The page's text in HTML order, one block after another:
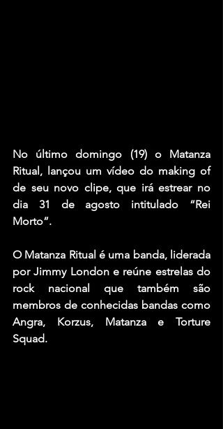
No último domingo (19) o Matanza
Ritual, lançou um vídeo do making of
de seu novo clipe, que irá estrear no
dia 31 de agosto intitulado “Rei
Morto”.
O Matanza Ritual é uma banda, liderada
por Jimmy London e reúne estrelas do
rock nacional que também são
membros de conhecidas bandas como
Angra, Korzus, Matanza e Torture
Squad.